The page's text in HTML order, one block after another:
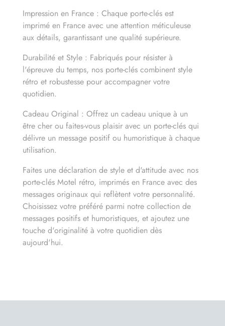
Impression en France : Chaque porte-clés est
imprimé en France avec une attention méticuleuse
aux détails, garantissant une qualité supérieure.
Durabilité et Style : Fabriqués pour résister à
l'épreuve du temps, nos porte-clés combinent style
rétro et robustesse pour accompagner votre
quotidien.
Cadeau Original : Offrez un cadeau unique à un
être cher ou faites-vous plaisir avec un porte-clés qui
délivre un message positif ou humoristique à chaque
utilisation.
Faites une déclaration de style et d'attitude avec nos
porte-clés Motel rétro, imprimés en France avec des
messages originaux qui reflètent votre personnalité.
Choisissez votre préféré parmi notre collection de
messages positifs et humoristiques, et ajoutez une
touche d'originalité à votre quotidien dès
aujourd'hui.